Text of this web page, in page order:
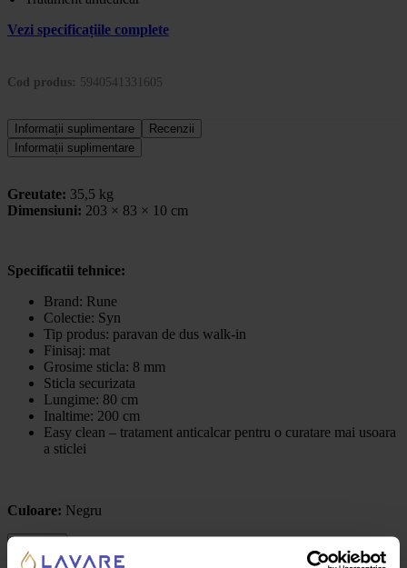
Vezi specificațiile complete
Cod produs: 5940541331605
Informații suplimentare
Recenzii
Informații suplimentare
Greutate: 35,5 kg
Dimensiuni: 203 × 83 × 10 cm
Specificatii tehnice:
Brand: Rune
Colectie: Syn
Tip produs: paravan de dus walk-in
Finisaj: mat
Grosime sticla: 8 mm
Sticla securizata
Lungime: 80 cm
Inaltime: 200 cm
Easy clean – tratament anticalcar pentru o curatare mai usoara
a sticlei
Culoare: Negru